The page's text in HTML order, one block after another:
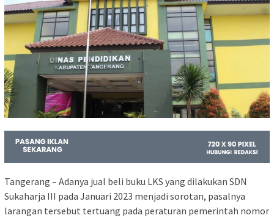
Tangerang – Adanya jual beli buku LKS yang dilakukan SDN
Sukaharja III pada Januari 2023 menjadi sorotan, pasalnya
larangan tersebut tertuang pada peraturan pemerintah nomor